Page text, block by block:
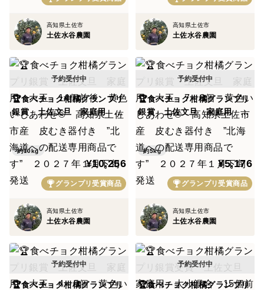
高知県土佐市
土佐水谷農園
高知県土佐市
土佐水谷農園
🏆食べチョク柑橘グランプリ
銀賞 土佐文旦 家庭用 大
玉 14個前後 黄色いしあわ
せ® 高知県土佐市産 皮む
き器付き ”北海道への配送
専用商品です” ２０２７年
１月下旬発送
約10kg
¥10,256
グランプリ受賞商品
高知県土佐市
土佐水谷農園
🏆食べチョク柑橘グランプリ
銀賞 土佐文旦 家庭用 大
玉 7～8個 黄色いしあわせ
® 高知県土佐市産 皮むき
器付き ”北海道への配送専
用商品です” ２０２７年１
月下旬発送
約5kg
¥5,176
グランプリ受賞商品
高知県土佐市
土佐水谷農園
🏆食べチョク柑橘グランプリ
🏆食べチョク柑橘グランプリ